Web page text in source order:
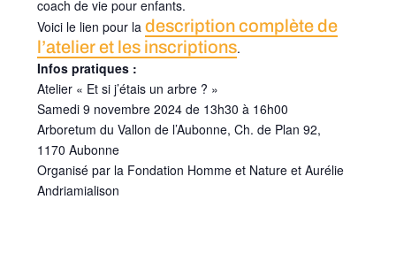
coach de vie pour enfants.
Voici le lien pour ladescription complète de
l’atelier et les inscriptions.
Infos pratiques :
Atelier « Et si j’étais un arbre ? »
Samedi 9 novembre 2024 de 13h30 à 16h00
Arboretum du Vallon de l’Aubonne, Ch. de Plan 92,
1170 Aubonne
Organisé par la Fondation Homme et Nature et Aurélie
Andriamialison